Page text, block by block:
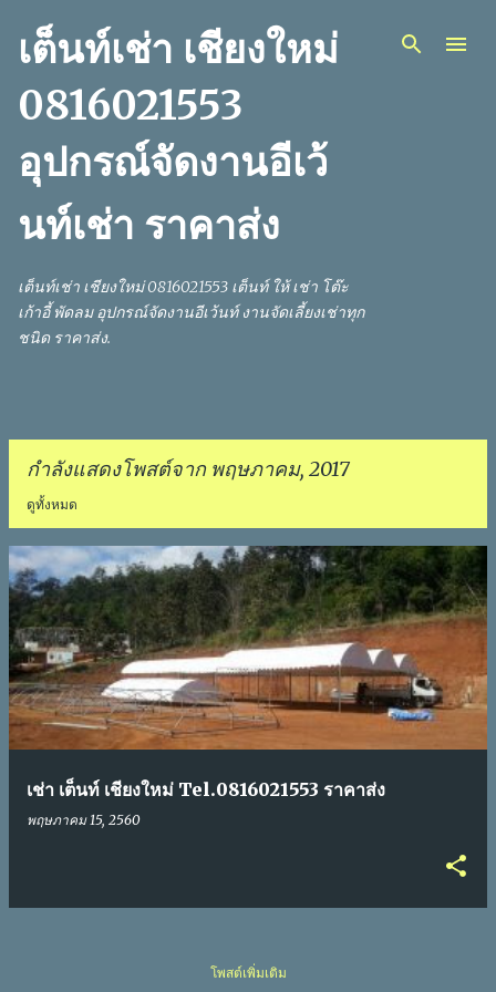
ข้ามไปที่เนื้อหาหลัก
เต็นท์เช่า เชียงใหม่
0816021553
อุปกรณ์จัดงานอีเว้
นท์เช่า ราคาส่ง
เต็นท์เช่า เชียงใหม่ 0816021553 เต็นท์ ให้ เช่า โต๊ะ
เก้าอี้ พัดลม อุปกรณ์จัดงานอีเว้นท์ งานจัดเลี้ยงเช่าทุก
ชนิด ราคาส่ง.
กำลังแสดงโพสต์จาก พฤษภาคม, 2017
ดูทั้งหมด
บ
ท
ค
ว
เช่า เต็นท์ เชียงใหม่ Tel.0816021553 ราคาส่ง
พฤษภาคม 15, 2560
โพสต์เพิ่มเติม